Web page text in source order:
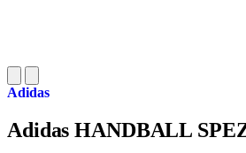
Adidas
Adidas HANDBALL